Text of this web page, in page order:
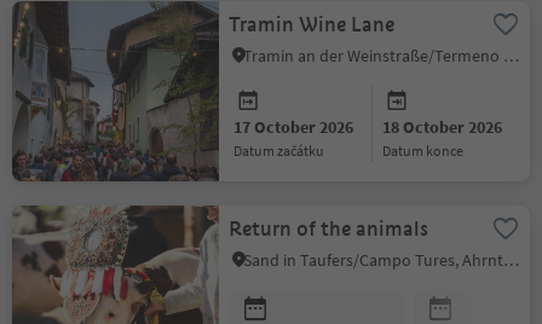
Tramin Wine Lane
Tramin an der Weinstraße/Termeno sulla Strada del Vino, Alto Adige Wine Road
17 October 2026
datum začátku
18 October 2026
datum konce
Return of the animals
Sand in Taufers/Campo Tures, Ahrntal/Valle Aurina